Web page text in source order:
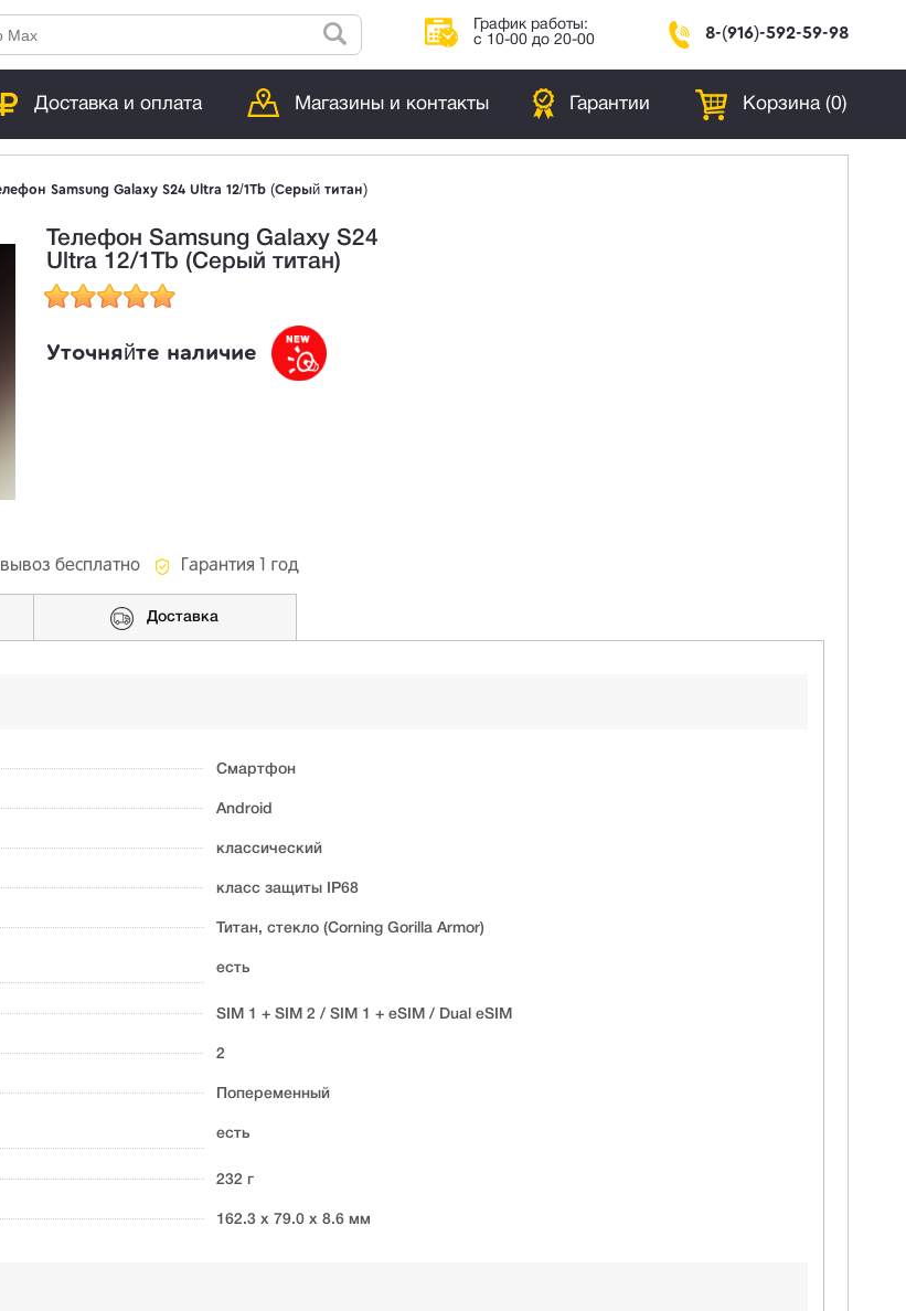
График работы:
с 10-00 до 20-00
8-(916)-592-59-98
Доставка и оплата Магазины и контакты Гарантии Корзина (0)
Samsung Galaxy S24 Ultra 12/1Tb (Серый титан)
Телефон Samsung Galaxy S24
Ultra 12/1Tb (Серый титан)
Уточняйте наличие
бесплатно Гарантия 1 год
Доставка
Смартфон
Android
классический
класс защиты IP68
Титан, стекло (Corning Gorilla Armor)
есть
SIM 1 + SIM 2 / SIM 1 + eSIM / Dual eSIM
2
Попеременный
есть
232 г
162.3 x 79.0 x 8.6 мм